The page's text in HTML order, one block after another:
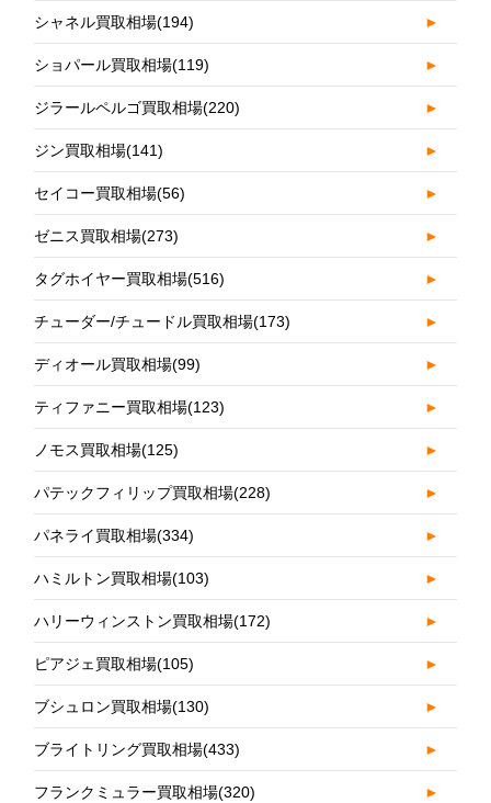
シャネル買取相場(194) ►
ショパール買取相場(119) ►
ジラールペルゴ買取相場(220) ►
ジン買取相場(141) ►
セイコー買取相場(56) ►
ゼニス買取相場(273) ►
タグホイヤー買取相場(516) ►
チューダー/チュードル買取相場(173) ►
ディオール買取相場(99) ►
ティファニー買取相場(123) ►
ノモス買取相場(125) ►
パテックフィリップ買取相場(228) ►
パネライ買取相場(334) ►
ハミルトン買取相場(103) ►
ハリーウィンストン買取相場(172) ►
ピアジェ買取相場(105) ►
ブシュロン買取相場(130) ►
ブライトリング買取相場(433) ►
フランクミュラー買取相場(320) ►